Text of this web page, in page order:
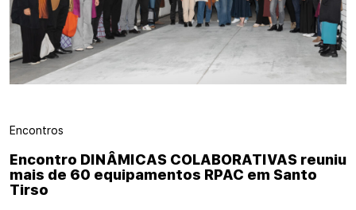
Encontros
Encontro DINÂMICAS COLABORATIVAS reuniu
mais de 60 equipamentos RPAC em Santo
Tirso